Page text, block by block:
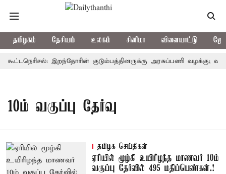
தமிழகம் தேசியம் உலகம் சினிமா விளையாட்டு
கூட்டநெரிசல்: இறந்தோரின் குடும்பத்தினருக்கு அரசுப்பணி வழக்கு;
10ம் வகுப்பு தேர்வு
தமிழக செய்திகள்
ஏரியில் மூழ்கி உயிரிழந்த மாணவர் 10ம்
வகுப்பு தேர்வில் 495 மதிப்பெண்கள்.!